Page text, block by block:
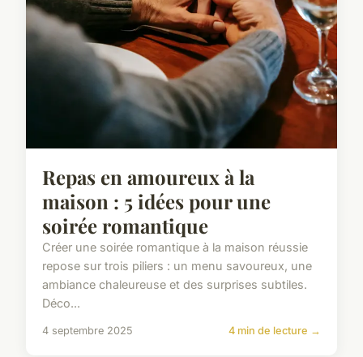
Repas en amoureux à la
maison : 5 idées pour une
soirée romantique
Créer une soirée romantique à la maison réussie
repose sur trois piliers : un menu savoureux, une
ambiance chaleureuse et des surprises subtiles.
Déco...
4 septembre 2025 4 min de lecture →